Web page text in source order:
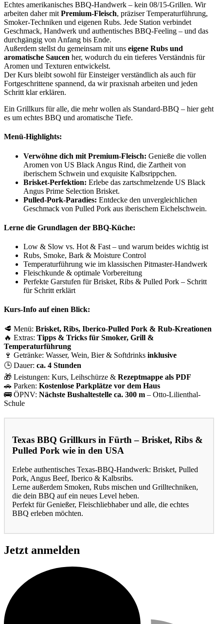
Echtes amerikanisches BBQ-Handwerk – kein 08/15-Grillen. Wir
arbeiten daher mit Premium-Fleisch, präziser Temperaturführung,
Smoker-Techniken und eigenen Rubs. Jede Station verbindet
Geschmack, Handwerk und authentisches BBQ-Feeling – und das
durchgängig von Anfang bis Ende.
Außerdem stellst du gemeinsam mit uns eigene Rubs und
aromatische Saucen her, wodurch du ein tieferes Verständnis für
Aromen und Texturen entwickelst.
Der Kurs bleibt sowohl für Einsteiger verständlich als auch für
Fortgeschrittene spannend, da wir praxisnah arbeiten und jeden
Schritt klar erklären.
Ein Grillkurs für alle, die mehr wollen als Standard-BBQ – hier geht
es um echtes BBQ und aromatische Tiefe.
Menü-Highlights:
Verwöhne dich mit Premium-Fleisch: Genieße die vollen
Aromen von US Black Angus Rind, die Zartheit von
iberischem Schwein und exquisite Kalbsrippchen.
Brisket-Perfektion: Erlebe das zartschmelzende US Black
Angus Prime Selection Brisket.
Pulled-Pork-Paradies: Entdecke den unvergleichlichen
Geschmack von Pulled Pork aus iberischem Eichelschwein.
Lerne die Grundlagen der BBQ-Küche:
Low & Slow vs. Hot & Fast – und warum beides wichtig ist
Rubs, Smoke, Bark & Moisture Control
Temperaturführung wie im klassischen Pitmaster-Handwerk
Fleischkunde & optimale Vorbereitung
Perfekte Garstufen für Brisket, Ribs & Pulled Pork – Schritt
für Schritt erklärt
Kurs-Info auf einen Blick:
🥩 Menü: Brisket, Ribs, Iberico-Pulled Pork & Rub-Kreationen
🔥 Extras: Tipps & Tricks für Smoker, Grill &
Temperaturführung
🍷 Getränke: Wasser, Wein, Bier & Softdrinks inklusive
🕒 Dauer: ca. 4 Stunden
🎁 Leistungen: Kurs, Leihschürze & Rezeptmappe als PDF
🚗 Parken: Kostenlose Parkplätze vor dem Haus
🚌 ÖPNV: Nächste Bushaltestelle ca. 300 m – Otto-Lilienthal-
Schule
Texas BBQ Grillkurs in Fürth – Brisket, Ribs &
Pulled Pork wie in den USA
Erlebe authentisches Texas-BBQ-Handwerk: Brisket, Pulled
Pork, Angus Beef, Iberico & Kalbsribs.
Lerne außerdem Smoken, Rubs mischen und Grilltechniken,
die dein BBQ auf ein neues Level heben.
Perfekt für Genießer, Fleischliebhaber und alle, die echtes
BBQ erleben möchten.
Jetzt anmelden